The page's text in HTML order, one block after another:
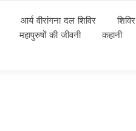
आर्य वीरांगना दल शिविर शिविर
महापुरुषों की जीवनी कहानी